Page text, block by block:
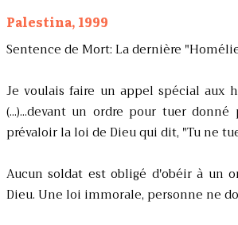
Palestina, 1999
Sentence de Mort: La dernière
Je voulais faire un appel spécial aux
(...)...devant un ordre pour tuer
prévaloir la loi de Dieu qui dit, "Tu ne
Aucun soldat est obligé d'obéir à un
Dieu. Une loi immorale, personne ne